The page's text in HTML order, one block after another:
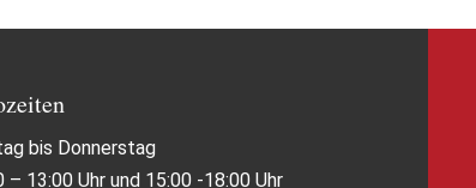
bis Donnerstag
– 13:00 Uhr und 15:00 -18:00 Uhr